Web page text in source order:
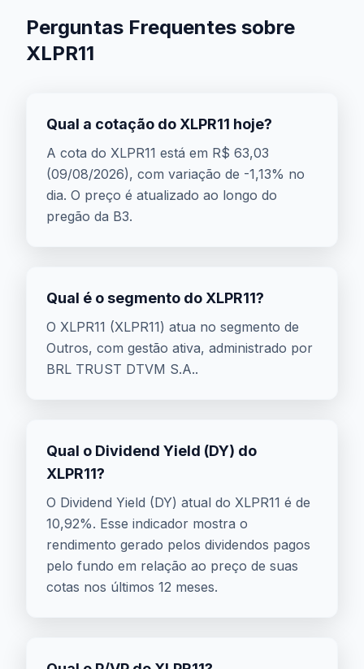
Perguntas Frequentes sobre
XLPR11
Qual a cotação do XLPR11 hoje?
A cota do XLPR11 está em R$ 63,03
(09/08/2026), com variação de -1,13% no
dia. O preço é atualizado ao longo do
pregão da B3.
Qual é o segmento do XLPR11?
O XLPR11 (XLPR11) atua no segmento de
Outros, com gestão ativa, administrado por
BRL TRUST DTVM S.A..
Qual o Dividend Yield (DY) do
XLPR11?
O Dividend Yield (DY) atual do XLPR11 é de
10,92%. Esse indicador mostra o
rendimento gerado pelos dividendos pagos
pelo fundo em relação ao preço de suas
cotas nos últimos 12 meses.